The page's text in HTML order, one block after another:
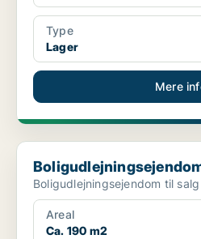
Type
Lager
Mere
Boligudlejningsejendom i Slagelse
Boligudlejningsejendom til
Areal
Ca. 190 m2